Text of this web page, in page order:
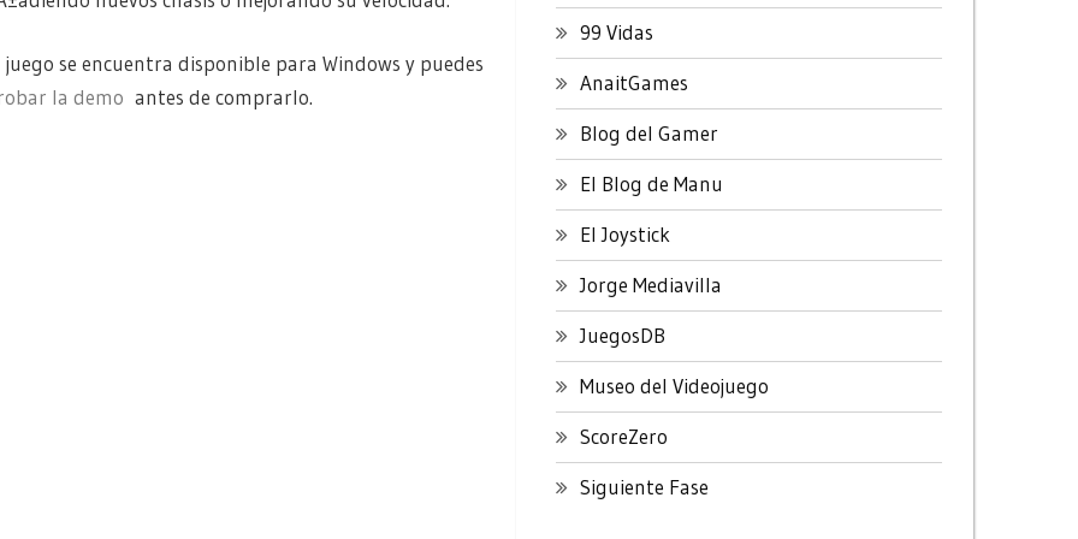
juego se encuentra disponible para Windows y puedes
la demo antes de comprarlo.
99 Vidas
AnaitGames
Blog del Gamer
El Blog de Manu
El Joystick
Jorge Mediavilla
JuegosDB
Museo del Videojuego
ScoreZero
Siguiente Fase